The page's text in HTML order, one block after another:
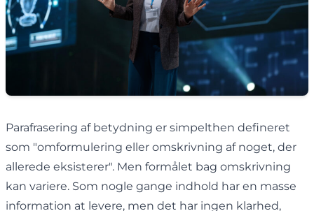
Parafrasering af betydning er simpelthen defineret
som "omformulering eller omskrivning af noget, der
allerede eksisterer". Men formålet bag omskrivning
kan variere. Som nogle gange indhold har en masse
information at levere, men det har ingen klarhed,